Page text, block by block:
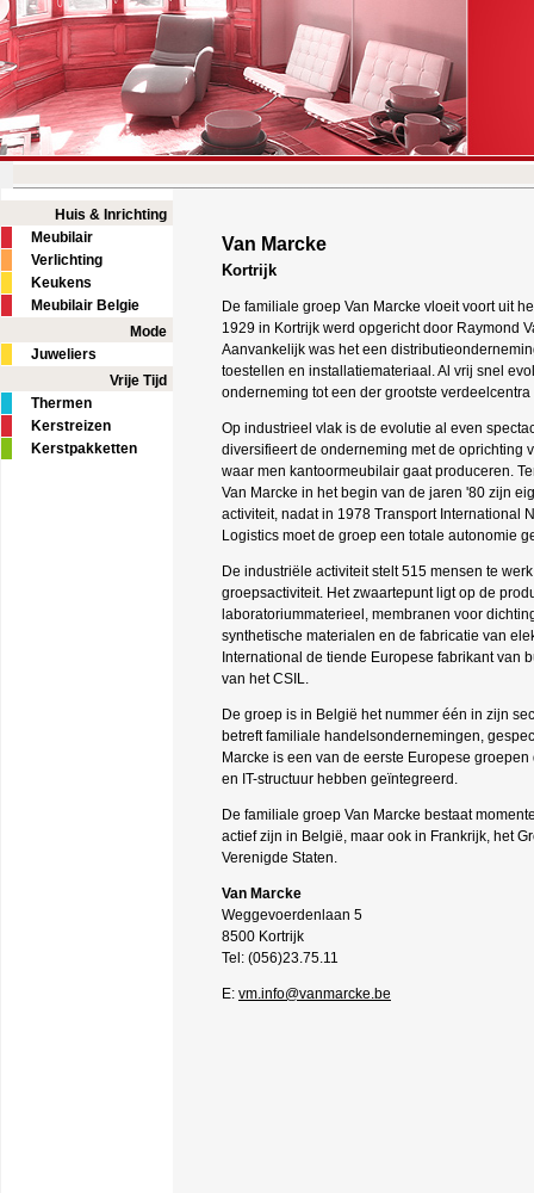
Van Marcke
Kortrijk
De familiale groep Van Marcke vloeit voort uit
1929 in Kortrijk werd opgericht door Raymond
Aanvankelijk was het een
toestellen en installatiemateriaal. Al vrij snel
onderneming tot een der grootste
Op industrieel vlak is de evolutie al even
diversifieert de onderneming met de oprichting
waar men kantoormeubilair gaat produceren.
Van Marcke in het begin van de jaren '80 zijn
activiteit, nadat in 1978 Transport International
Logistics moet de groep een totale autonomie
De industriële activiteit stelt 515 mensen te
groepsactiviteit. Het zwaartepunt ligt op de
laboratoriummaterieel, membranen voor
synthetische materialen en de fabricatie van
International de tiende Europese fabrikant van
van het CSIL.
De groep is in België het nummer één in zijn
betreft familiale handelsondernemingen,
Marcke is een van de eerste Europese
en IT-structuur hebben geïntegreerd.
De familiale groep Van Marcke bestaat
actief zijn in België, maar ook in Frankrijk, het
Verenigde Staten.
Van Marcke
Weggevoerdenlaan 5
8500 Kortrijk
Tel: (056)23.75.11
E: vm.info@vanmarcke.be
Huis & Inrichting
Meubilair
Verlichting
Keukens
Meubilair Belgie
Mode
Juweliers
Vrije Tijd
Thermen
Kerstreizen
Kerstpakketten